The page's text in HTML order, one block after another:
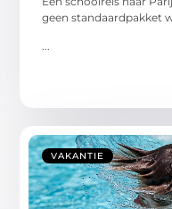
geen standaardpakket
...
VAKANTIE